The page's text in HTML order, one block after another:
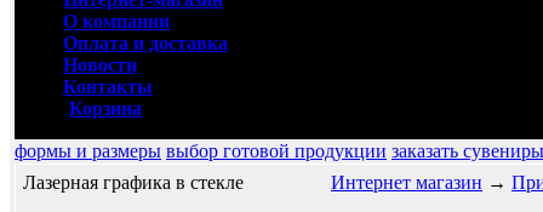
О компании
Оплата и доставка
Новости
Контакты
Корзина
формы и размеры выбор готовой продукции заказать
Лазерная графика в стекле
Интернет магазин →